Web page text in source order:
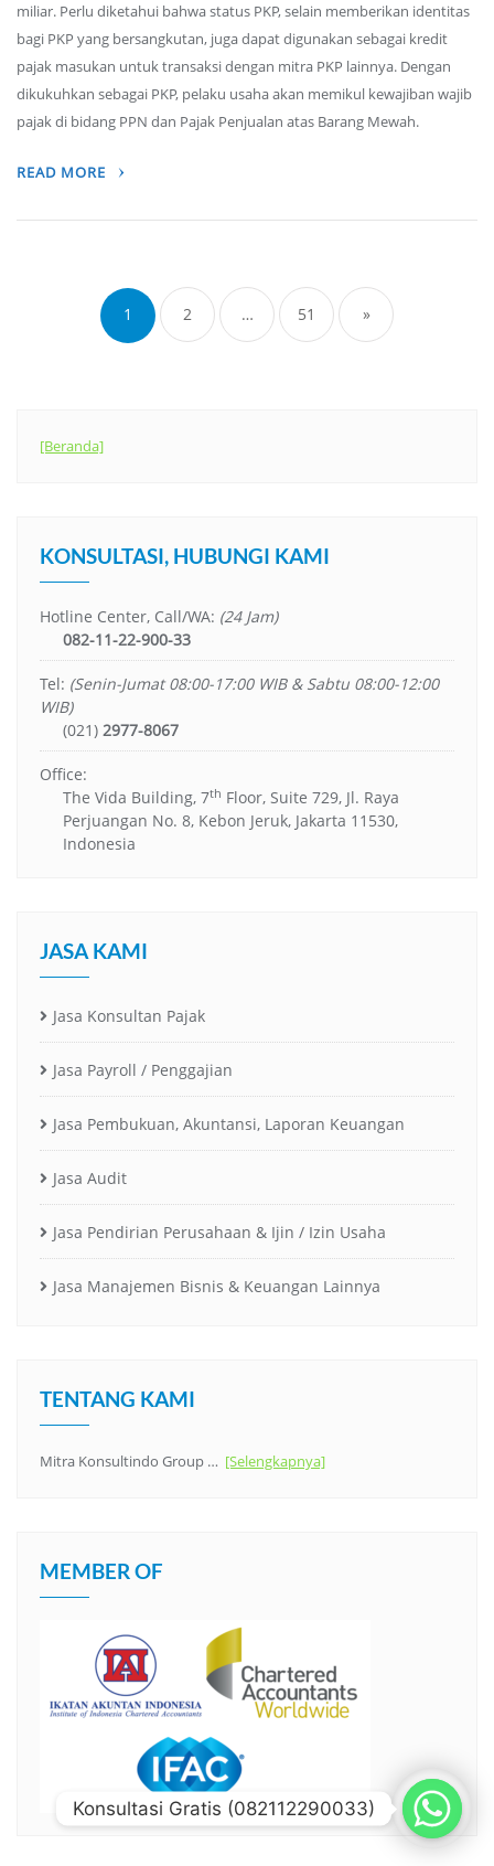
miliar. Perlu diketahui bahwa status PKP, selain memberikan identitas
bagi PKP yang bersangkutan, juga dapat digunakan sebagai kredit
pajak masukan untuk transaksi dengan mitra PKP lainnya. Dengan
dikukuhkan sebagai PKP, pelaku usaha akan memikul kewajiban wajib
pajak di bidang PPN dan Pajak Penjualan atas Barang Mewah.
READ MORE
navigation
1 2 … 51 »
[Beranda]
KONSULTASI, HUBUNGI KAMI
Hotline Center, Call/WA: (24 Jam)
082-11-22-900-33
Tel: (Senin-Jumat 08:00-17:00 WIB & Sabtu 08:00-12:00
WIB)
(021) 2977-8067
Office:
The Vida Building, 7th Floor, Suite 729, Jl. Raya
Perjuangan No. 8, Kebon Jeruk, Jakarta 11530,
Indonesia
JASA KAMI
Jasa Konsultan Pajak
Jasa Payroll / Penggajian
Jasa Pembukuan, Akuntansi, Laporan Keuangan
Jasa Audit
Jasa Pendirian Perusahaan & Ijin / Izin Usaha
Jasa Manajemen Bisnis & Keuangan Lainnya
TENTANG KAMI
Mitra Konsultindo Group … [Selengkapnya]
MEMBER OF
Konsultasi Gratis (082112290033)